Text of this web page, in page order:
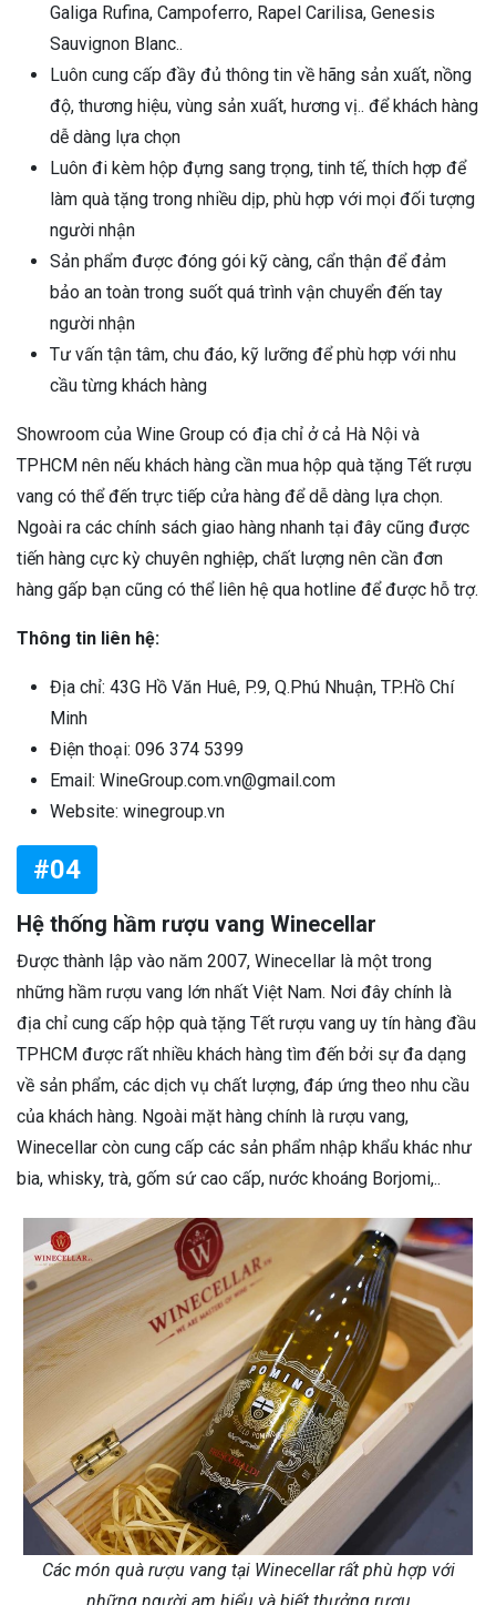
Galiga Rufina, Campoferro, Rapel Carilisa, Genesis
Sauvignon Blanc..
Luôn cung cấp đầy đủ thông tin về hãng sản xuất, nồng
độ, thương hiệu, vùng sản xuất, hương vị.. để khách hàng
dễ dàng lựa chọn
Luôn đi kèm hộp đựng sang trọng, tinh tế, thích hợp để
làm quà tặng trong nhiều dịp, phù hợp với mọi đối tượng
người nhận
Sản phẩm được đóng gói kỹ càng, cẩn thận để đảm
bảo an toàn trong suốt quá trình vận chuyển đến tay
người nhận
Tư vấn tận tâm, chu đáo, kỹ lưỡng để phù hợp với nhu
cầu từng khách hàng
Showroom của Wine Group có địa chỉ ở cả Hà Nội và
TPHCM nên nếu khách hàng cần mua hộp quà tặng Tết rượu
vang có thể đến trực tiếp cửa hàng để dễ dàng lựa chọn.
Ngoài ra các chính sách giao hàng nhanh tại đây cũng được
tiến hàng cực kỳ chuyên nghiệp, chất lượng nên cần đơn
hàng gấp bạn cũng có thể liên hệ qua hotline để được hỗ trợ.
Thông tin liên hệ:
Địa chỉ: 43G Hồ Văn Huê, P.9, Q.Phú Nhuận, TP.Hồ Chí
Minh
Điện thoại: 096 374 5399
Email: WineGroup.com.vn@gmail.com
Website: winegroup.vn
#04
Hệ thống hầm rượu vang Winecellar
Được thành lập vào năm 2007, Winecellar là một trong
những hầm rượu vang lớn nhất Việt Nam. Nơi đây chính là
địa chỉ cung cấp hộp quà tặng Tết rượu vang uy tín hàng đầu
TPHCM được rất nhiều khách hàng tìm đến bởi sự đa dạng
về sản phẩm, các dịch vụ chất lượng, đáp ứng theo nhu cầu
của khách hàng. Ngoài mặt hàng chính là rượu vang,
Winecellar còn cung cấp các sản phẩm nhập khẩu khác như
bia, whisky, trà, gốm sứ cao cấp, nước khoáng Borjomi,..
Các món quà rượu vang tại Winecellar rất phù hợp với